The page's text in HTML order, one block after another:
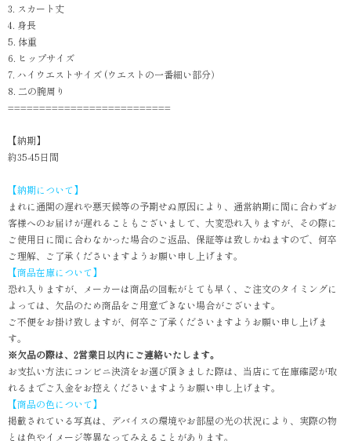
3. スカート丈
4. 身長
5. 体重
6. ヒップサイズ
7. ハイウエストサイズ (ウエストの一番細い部分）
8. 二の腕周り
==========================
【納期】
約35-45日間
【納期について】
まれに通関の遅れや悪天候等の予期せぬ原因により、通常納期に間に合わずお
客様へのお届けが遅れることもございまして、大変恐れ入りますが、その際に
ご使用日に間に合わなかった場合のご返品、保証等は致しかねますので、何卒
ご理解、ご了承くださいますようお願い申し上げます。
【商品在庫について】
恐れ入りますが、メーカーは商品の回転がとても早く、ご注文のタイミングに
よっては、欠品のため商品をご用意できない場合がございます。
ご不便をお掛け致しますが、何卒ご了承くださいますようお願い申し上げま
す。
※欠品の際は、2営業日以内にご連絡いたします。
お支払い方法にコンビニ決済をお選び頂きました際は、当店にて在庫確認が取
れるまでご入金をお控えくださいますようお願い申し上げます。
【商品の色について】
掲載されている写真は、デバイスの環境やお部屋の光の状況により、実際の物
とは色やイメージ等異なってみえることがあります。